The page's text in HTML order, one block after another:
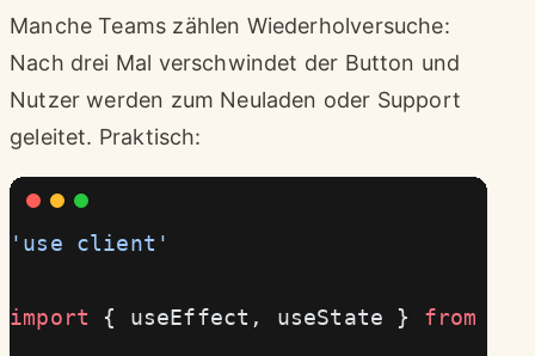
Manche Teams zählen Wiederholversuche:
Nach drei Mal verschwindet der Button und
Nutzer werden zum Neuladen oder Support
geleitet. Praktisch:
'use client'
import { useEffect, useState } from